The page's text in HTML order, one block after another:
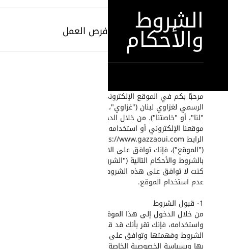
فرص العمل الشروط
والأحكام
مرحبًا بكم في الموقع الإلكتروني
الرسمي لغزاوي لبنان ("غزاوي"، "نحن"،
"لنا"، أو "خاصتنا"). من خلال الدخول إلى
موقعنا الإلكتروني أو استخدامه على
الرابط https://www.gazzaoui.com
("الموقع")، فإنك توافق على الالتزام
بالشروط والأحكام التالية ("الشروط"). إذا
كنت لا توافق على هذه الشروط، يرجى
عدم استخدام الموقع.
1- قبول الشروط
من خلال الدخول إلى هذا الموقع
واستخدامه، فإنك تقر بأنك قد قرأت هذه
الشروط وفهمتها وتوافق على الالتزام
بها وبسياسة الخصوصية الخاصة بنا.